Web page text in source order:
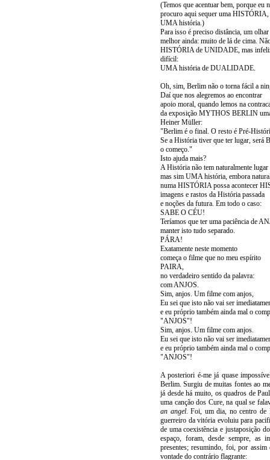
(Temos que acentuar bem, porque eu
procuro aqui sequer uma HISTÓRIA,
UMA história.)
Para isso é preciso distância, um
melhor ainda: muito de lá de cima.
HISTÓRIA de UNIDADE, mas
difícil:
UMA história de DUALIDADE.
Oh, sim, Berlim não o torna fácil a
Daí que nos alegremos ao encontrar
apoio moral, quando lemos na
da exposição MYTHOS BERLIN
Heiner Müller:
"Berlim é o final. O resto é Pré-
Se a História tiver que ter lugar, será
o começo."
Isto ajuda mais?
A História não tem naturalmente
mas sim UMA história, embora
numa HISTÓRIA possa acontecer
imagens e rastos da História passada
e noções da futura. Em todo o caso:
SABE O CÉU!
Teríamos que ter uma paciência de
manter isto tudo separado.
PÁRA!
Exatamente neste momento
começa o filme que no meu espírito
PAIRA,
no verdadeiro sentido da palavra:
com ANJOS.
Sim, anjos. Um filme com anjos,
Eu sei que isto não vai ser
e eu próprio também ainda mal o
"ANJOS"!
Sim, anjos. Um filme com anjos.
Eu sei que isto não vai ser
e eu próprio também ainda mal o
"ANJOS"!
A posteriori é-me já quase
Berlim. Surgiu de muitas fontes ao
já desde há muito, os quadros de
uma canção dos Cure, na qual se
an angel. Foi, um dia, no centro de
guerreiro da vitória evoluiu para
de uma coexistência e justaposição
espaço, foram, desde sempre, as
presentes; resumindo, foi, por
vontade do contrário flagrante: